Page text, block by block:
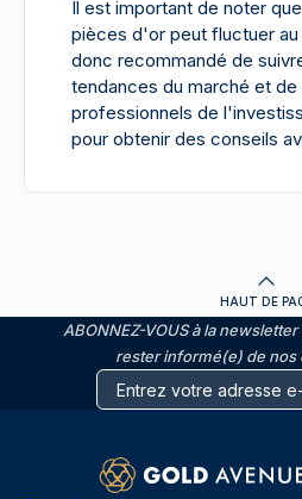
Il est important de noter
pièces d'or peut fluctuer
donc recommandé de
tendances du marché et
professionnels de
pour obtenir des conseils
HAUT DE
ABONNEZ-VOUS à la
rester informé(e) de nos